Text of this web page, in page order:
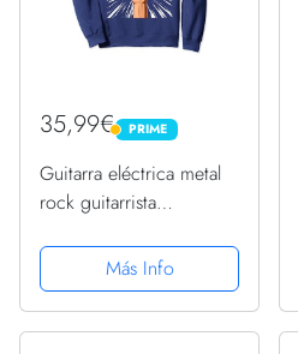
35,99€ PRIME
PRIME
Guitarra eléctrica metal
rock guitarrista
SudaderaMás Info